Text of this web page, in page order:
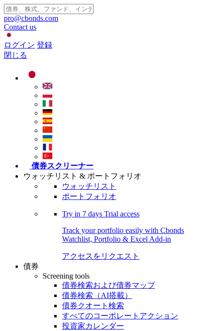
pro@cbonds.com
Contact us
ログイン 登録
閉じる
債券スクリーナー
ウォッチリスト & ポートフォリオ
ウォッチリスト
ポートフォリオ
Try in 7 days Trial access
Track your portfolio easily with Cbonds
Watchlist, Portfolio & Excel Add-in
アクセスをリクエスト
債券
Screening tools
債券検索および債券マップ
債券検索（AI搭載）
債券クオート検索
すべてのコーポレートアクション
投資家カレンダー